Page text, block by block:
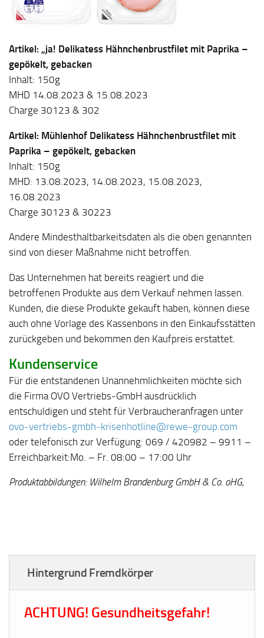
Artikel: „ja! Delikatess Hähnchenbrustfilet mit Paprika –
gepökelt, gebacken
Inhalt: 150g
MHD 14.08.2023 & 15.08.2023
Charge 30123 & 302
Artikel: Mühlenhof Delikatess Hähnchenbrustfilet mit
Paprika – gepökelt, gebacken
Inhalt: 150g
MHD: 13.08.2023, 14.08.2023, 15.08.2023,
16.08.2023
Charge 30123 & 30223
Andere Mindesthaltbarkeitsdaten als die oben genannten
sind von dieser Maßnahme nicht betroffen.
Das Unternehmen hat bereits reagiert und die
betroffenen Produkte aus dem Verkauf nehmen lassen.
Kunden, die diese Produkte gekauft haben, können diese
auch ohne Vorlage des Kassenbons in den Einkaufsstätten
zurückgeben und bekommen den Kaufpreis erstattet.
Kundenservice
Für die entstandenen Unannehmlichkeiten möchte sich
die Firma OVO Vertriebs-GmbH ausdrücklich
entschuldigen und steht für Verbraucheranfragen unter
ovo-vertriebs-gmbh-krisenhotline@rewe-group.com
oder telefonisch zur Verfügung: 069 / 420982 – 9911 –
Erreichbarkeit:Mo. – Fr. 08:00 – 17:00 Uhr
Produktabbildungen: Wilhelm Brandenburg GmbH & Co. oHG,
Hintergrund Fremdkörper
ACHTUNG! Gesundheitsgefahr!